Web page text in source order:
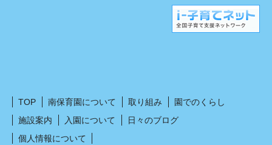
TOP 南保育園について 取り組み
園でのくらし
施設案内
入園について
日々のブログ
個人情報について